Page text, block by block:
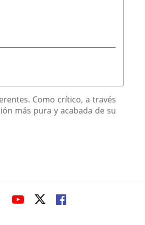
Como crítico, a través
más pura y acabada de su
ENLACEENLACEENLACE